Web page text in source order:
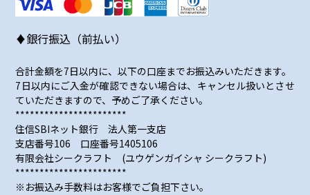
♦銀行振込（前払い）
合計金額を7日以内に、以下の口座までお振込みいただきます。
7日以内にご入金が確認できない場合は、キャンセル扱いとさせ
ていただきますので、予めご了承ください。
***********************
住信SBIネット銀行 法人第一支店
支店番号106 口座番号1405106
有限会社シークラフト (ユウゲンガイシャ シークラフト)
***********************
※お振込み手数料はお客様でご負担下さい。